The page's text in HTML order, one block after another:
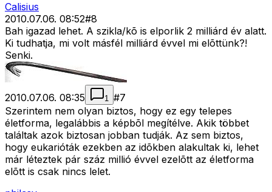
Calisius
2010.07.06. 08:52#8
Bah igazad lehet. A szikla/kõ is elporlik 2 milliárd év alatt.
Ki tudhatja, mi volt másfél milliárd évvel mi elõttünk?!
Senki.
2010.07.06. 08:35 1 #7
Szerintem nem olyan biztos, hogy ez egy telepes
életforma, legalábbis a képbõl megítélve. Akik többet
találtak azok biztosan jobban tudják. Az sem biztos,
hogy eukarióták ezekben az idõkben alakultak ki, lehet
már léteztek pár száz millió évvel ezelõtt az életforma
elõtt is csak nincs lelet.